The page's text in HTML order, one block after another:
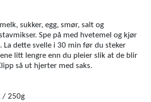
sukker, egg, smør, salt og
Spe på med hvetemel og kjør
La dette svelle i 30 min før du steker
litt lengre enn du pleier slik at de blir
så ut hjerter med saks.
/ 250g